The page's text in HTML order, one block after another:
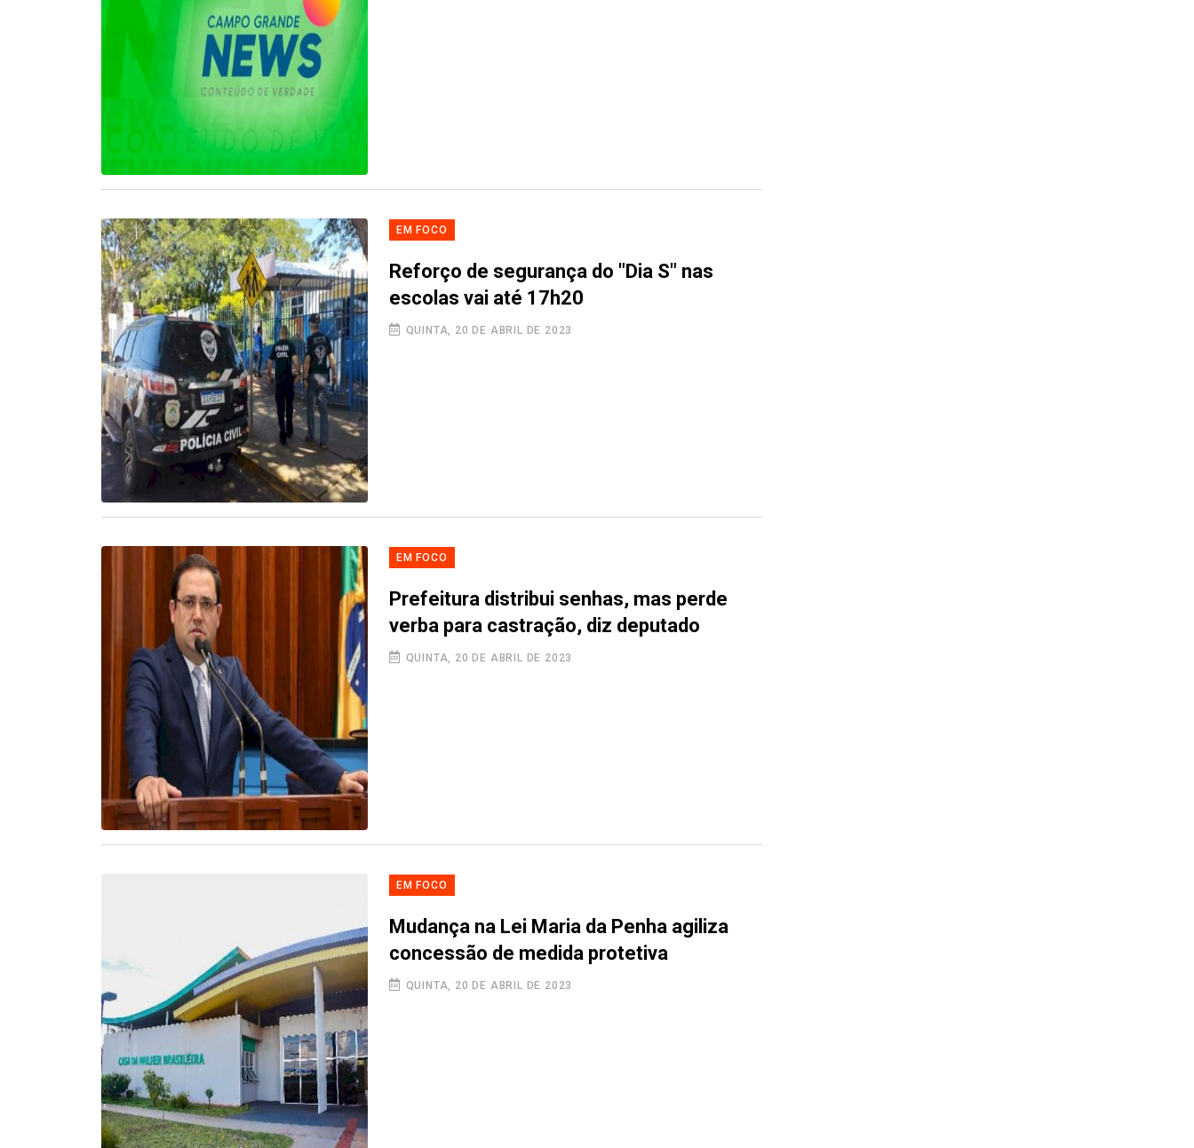
EM FOCO
Reforço de segurança do "Dia S" nas
escolas vai até 17h20
QUINTA, 20 DE ABRIL DE 2023
EM FOCO
Prefeitura distribui senhas, mas perde
verba para castração, diz deputado
QUINTA, 20 DE ABRIL DE 2023
EM FOCO
Mudança na Lei Maria da Penha agiliza
concessão de medida protetiva
QUINTA, 20 DE ABRIL DE 2023